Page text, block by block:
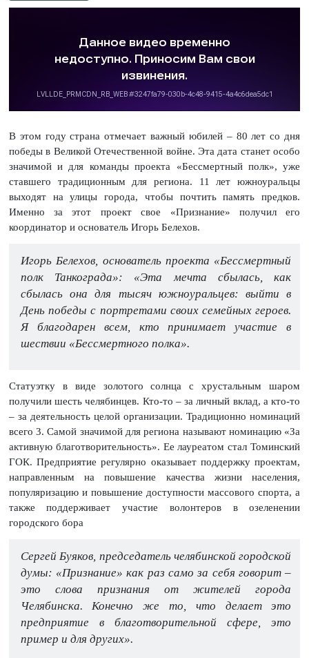
В этом году страна отмечает важный юбилей – 80 лет со дня
победы в Великой Отечественной войне. Эта дата станет особо
значимой и для команды проекта «Бессмертный полк», уже
ставшего традиционным для региона. 11 лет южноуральцы
выходят на улицы города, чтобы почтить память предков.
Именно за этот проект свое «Признание» получил его
координатор и основатель Игорь Белехов.
Игорь Белехов, основатель проекта «Бессмертный
полк Танкограда»: «Эта мечта сбылась, как
сбылась она для тысяч южноуральцев: выйти в
День победы с портретами своих семейных героев.
Я благодарен всем, кто принимает участие в
шествии «Бессмертного полка».
Статуэтку в виде золотого солнца с хрустальным шаром
получили шесть челябинцев. Кто-то – за личный вклад, а кто-то
– за деятельность целой организации. Традиционно номинаций
всего 3. Самой значимой для региона называют номинацию «За
активную благотворительность». Ее лауреатом стал Томинский
ГОК. Предприятие регулярно оказывает поддержку проектам,
направленным на повышение качества жизни населения,
популяризацию и повышение доступности массового спорта, а
также поддерживает участие волонтеров в озеленении
городского бора
Сергей Буяков, председатель челябинской городской
думы: «Признание» как раз само за себя говорит –
это слова признания от жителей города
Челябинска. Конечно же то, что делает это
предприятие в благотворительной сфере, это
пример и для других».